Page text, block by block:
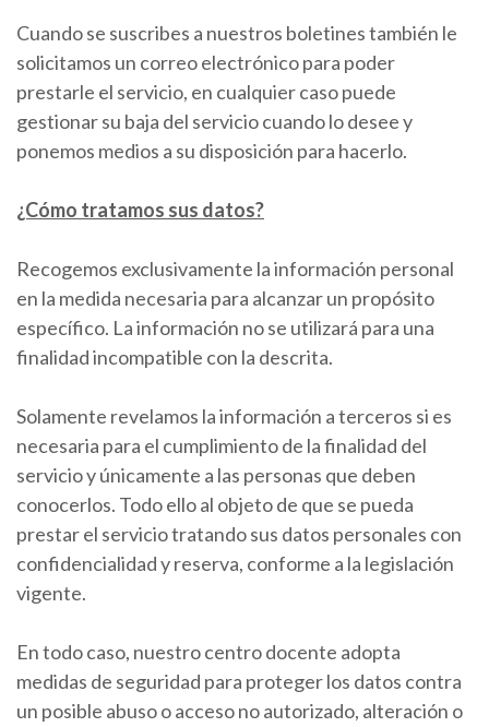
Cuando se suscribes a nuestros boletines también le
solicitamos un correo electrónico para poder
prestarle el servicio, en cualquier caso puede
gestionar su baja del servicio cuando lo desee y
ponemos medios a su disposición para hacerlo.
¿Cómo tratamos sus datos?
Recogemos exclusivamente la información personal
en la medida necesaria para alcanzar un propósito
específico. La información no se utilizará para una
finalidad incompatible con la descrita.
Solamente revelamos la información a terceros si es
necesaria para el cumplimiento de la finalidad del
servicio y únicamente a las personas que deben
conocerlos. Todo ello al objeto de que se pueda
prestar el servicio tratando sus datos personales con
confidencialidad y reserva, conforme a la legislación
vigente.
En todo caso, nuestro centro docente adopta
medidas de seguridad para proteger los datos contra
un posible abuso o acceso no autorizado, alteración o